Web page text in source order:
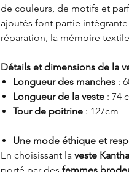
de couleurs, de motifs et
ajoutés font partie
réparation, la mémoire
Détails et dimensions de la
Longueur des manches :
Longueur de la veste : 74
Tour de poitrine : 127cm
Une mode éthique et
En choisissant la veste